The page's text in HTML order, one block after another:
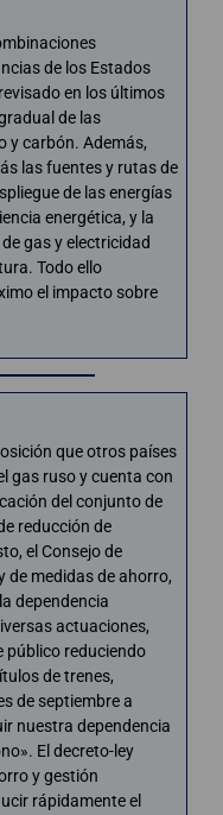
de los Estados
en los últimos
de las
y carbón. Además,
las fuentes y rutas de
de las energías
energética, y la
gas y electricidad
Todo ello
el impacto sobre
que otros países
gas ruso y cuenta con
del conjunto de
reducción de
el Consejo de
de medidas de ahorro,
dependencia
actuaciones,
público reduciendo
de trenes,
de septiembre a
nuestra dependencia
El decreto-ley
y gestión
rápidamente el